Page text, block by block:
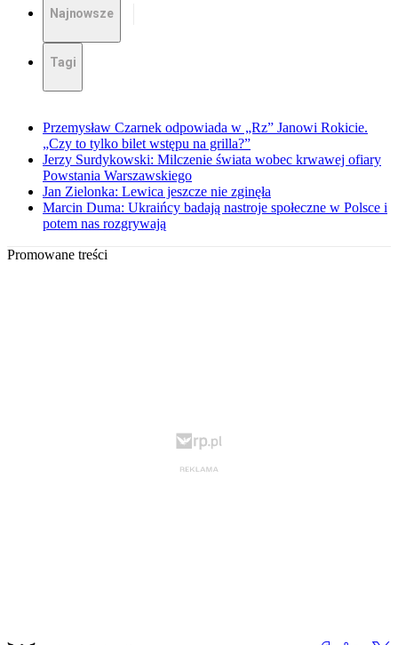
Najnowsze
Tagi
Przemysław Czarnek odpowiada w „Rz” Janowi Rokicie.
„Czy to tylko bilet wstępu na grilla?”
Jerzy Surdykowski: Milczenie świata wobec krwawej ofiary
Powstania Warszawskiego
Jan Zielonka: Lewica jeszcze nie zginęła
Marcin Duma: Ukraińcy badają nastroje społeczne w Polsce i
potem nas rozgrywają
Promowane treści